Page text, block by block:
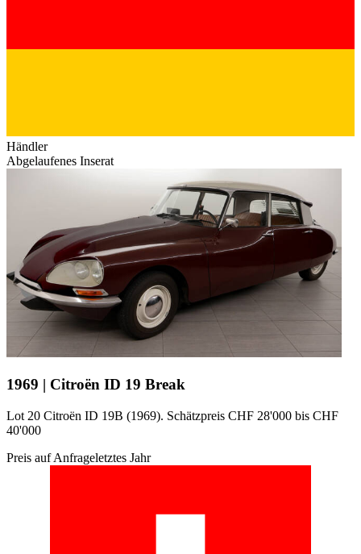
Händler
Abgelaufenes Inserat
1969 | Citroën ID 19 Break
Lot 20 Citroën ID 19B (1969). Schätzpreis CHF 28'000 bis CHF
40'000
Preis auf Anfrageletztes Jahr